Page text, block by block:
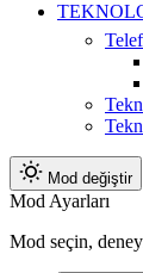
Mod değiştir
Mod Ayarları
Mod seçin,